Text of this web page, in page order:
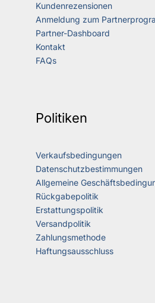
Kundenrezensionen
Anmeldung zum
Partner-Dashboard
Kontakt
FAQs
Politiken
Verkaufsbedingungen
Datenschutzbestimmungen
Allgemeine
Rückgabepolitik
Erstattungspolitik
Versandpolitik
Zahlungsmethode
Haftungsausschluss